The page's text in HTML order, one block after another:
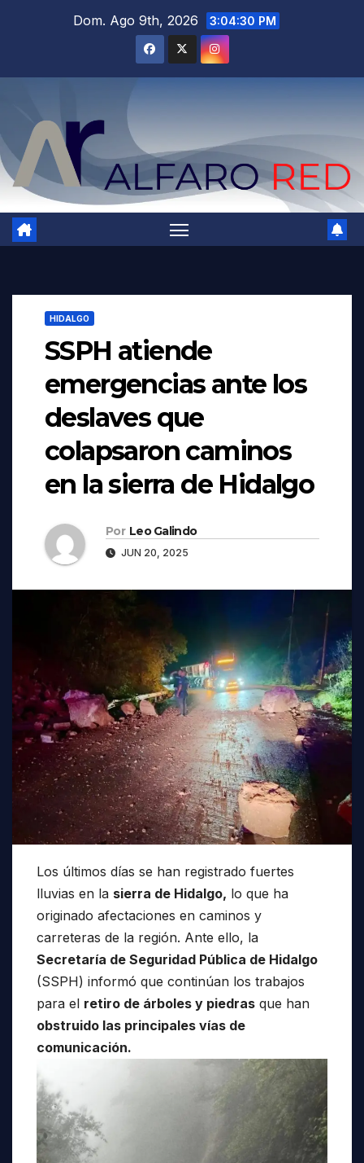
Dom. Ago 9th, 2026 3:04:31 PM
HIDALGO
SSPH atiende
emergencias ante los
deslaves que
colapsaron caminos
en la sierra de Hidalgo
Por Leo Galindo
JUN 20, 2025
Los últimos días se han registrado fuertes
lluvias en la sierra de Hidalgo, lo que ha
originado afectaciones en caminos y
carreteras de la región. Ante ello, la
Secretaría de Seguridad Pública de Hidalgo
(SSPH) informó que continúan los trabajos
para el retiro de árboles y piedras que han
obstruido las principales vías de
comunicación.